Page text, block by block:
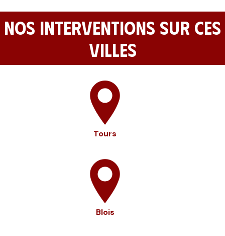
NOS INTERVENTIONS SUR CES
VILLES
Tours
Blois